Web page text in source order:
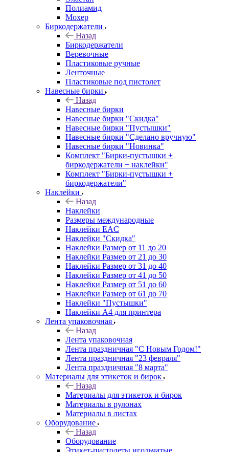
Полиамид
Мохер
Биркодержатели
Назад
Биркодержатели
Веревочные
Пластиковые ручные
Ленточные
Пластиковые под пистолет
Навесные бирки
Назад
Навесные бирки
Навесные бирки "Скидка"
Навесные бирки "Пустышки"
Навесные бирки "Сделано вручную"
Навесные бирки "Новинка"
Комплект "Бирки-пустышки +
биркодержатели + наклейки"
Комплект "Бирки-пустышки +
биркодержатели"
Наклейки
Назад
Наклейки
Размеры международные
Наклейки EAC
Наклейки "Скидка"
Наклейки Размер от 11 до 20
Наклейки Размер от 21 до 30
Наклейки Размер от 31 до 40
Наклейки Размер от 41 до 50
Наклейки Размер от 51 до 60
Наклейки Размер от 61 до 70
Наклейки "Пустышки"
Наклейки А4 для принтера
Лента упаковочная
Назад
Лента упаковочная
Лента праздничная "С Новым Годом!"
Лента праздничная "23 февраля"
Лента праздничная "8 марта"
Материалы для этикеток и бирок
Назад
Материалы для этикеток и бирок
Материалы в рулонах
Материалы в листах
Оборудование
Назад
Оборудование
Этикет-пистолеты игольчатые